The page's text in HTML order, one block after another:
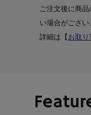
ご注文後に商
い場合がござい
詳細は【 お取